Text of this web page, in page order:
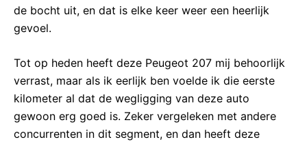
de bocht uit, en dat is elke keer weer een heerlijk
gevoel.
Tot op heden heeft deze Peugeot 207 mij behoorlijk
verrast, maar als ik eerlijk ben voelde ik die eerste
kilometer al dat de wegligging van deze auto
gewoon erg goed is. Zeker vergeleken met andere
concurrenten in dit segment, en dan heeft deze